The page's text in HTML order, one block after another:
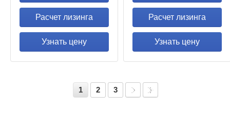
Расчет лизинга
Узнать цену
Расчет лизинга
Узнать цену
1 2 3